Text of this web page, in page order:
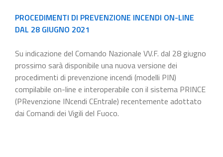
PROCEDIMENTI DI PREVENZIONE INCENDI ON-LINE
DAL 28 GIUGNO 2021
Su indicazione del Comando Nazionale VV.F. dal 28 giugno
prossimo sarà disponibile una nuova versione dei
procedimenti di prevenzione incendi (modelli PIN)
compilabile on-line e interoperabile con il sistema PRINCE
(PRevenzione INcendi CEntrale) recentemente adottato
dai Comandi dei Vigili del Fuoco.